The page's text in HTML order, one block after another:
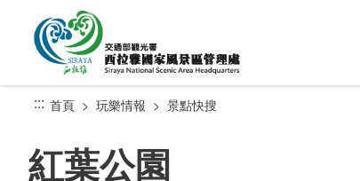
::: 首頁 玩樂情報 景點快搜
紅葉公園